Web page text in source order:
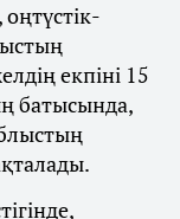
екпіні 15
батысында,